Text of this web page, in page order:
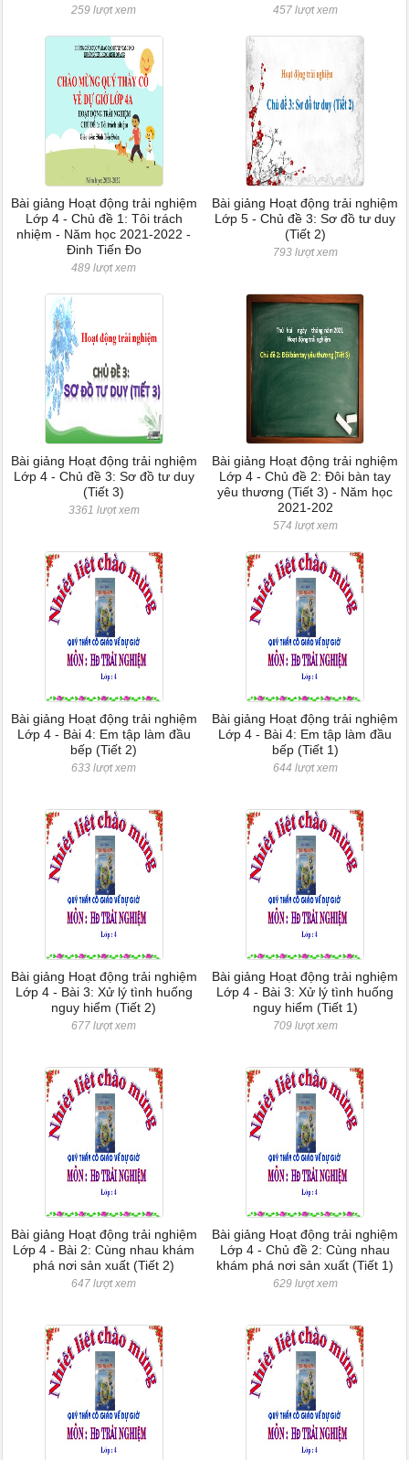
259 lượt xem 457 lượt xem
Bài giảng Hoạt động trải nghiệm
Lớp 4 - Chủ đề 1: Tôi trách
nhiệm - Năm học 2021-2022 -
Đinh Tiến Đo
489 lượt xem
Bài giảng Hoạt động trải nghiệm
Lớp 5 - Chủ đề 3: Sơ đồ tư duy
(Tiết 2)
793 lượt xem
Bài giảng Hoạt động trải nghiệm
Lớp 4 - Chủ đề 3: Sơ đồ tư duy
(Tiết 3)
3361 lượt xem
Bài giảng Hoạt động trải nghiệm
Lớp 4 - Chủ đề 2: Đôi bàn tay
yêu thương (Tiết 3) - Năm học
2021-202
574 lượt xem
Bài giảng Hoạt động trải nghiệm
Lớp 4 - Bài 4: Em tập làm đầu
bếp (Tiết 2)
633 lượt xem
Bài giảng Hoạt động trải nghiệm
Lớp 4 - Bài 4: Em tập làm đầu
bếp (Tiết 1)
644 lượt xem
Bài giảng Hoạt động trải nghiệm
Lớp 4 - Bài 3: Xử lý tình huống
nguy hiểm (Tiết 2)
677 lượt xem
Bài giảng Hoạt động trải nghiệm
Lớp 4 - Bài 3: Xử lý tình huống
nguy hiểm (Tiết 1)
709 lượt xem
Bài giảng Hoạt động trải nghiệm
Lớp 4 - Bài 2: Cùng nhau khám
phá nơi sản xuất (Tiết 2)
647 lượt xem
Bài giảng Hoạt động trải nghiệm
Lớp 4 - Chủ đề 2: Cùng nhau
khám phá nơi sản xuất (Tiết 1)
629 lượt xem